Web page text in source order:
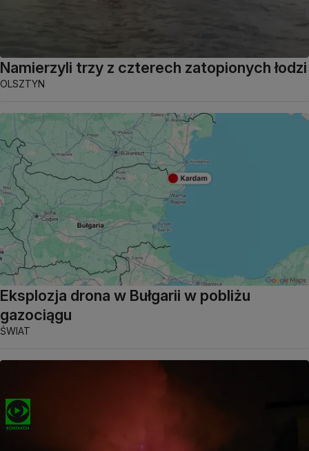
Namierzyli trzy z czterech zatopionych łodzi
OLSZTYN
Eksplozja drona w Bułgarii w pobliżu
gazociągu
ŚWIAT